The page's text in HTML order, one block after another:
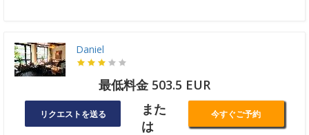
Daniel
最低料金 503.5 EUR
リクエストを送る
また
は
今すぐご予約